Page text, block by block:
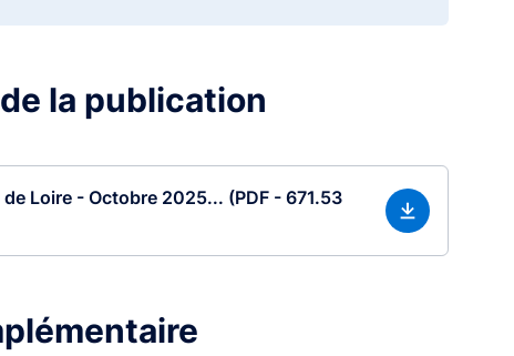
la publication
Loire - Octobre 2025... (PDF - 671.53